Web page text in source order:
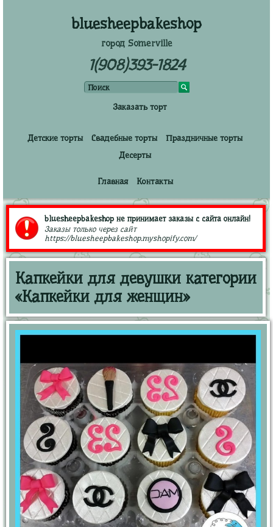
bluesheepbakeshop
город Somerville
1(908)393-1824
Заказать торт
Детские торты Свадебные торты
Праздничные торты
Десерты
Главная Контакты
bluesheepbakeshop не принимает заказы с сайта онлайн!
Заказы только через сайт
https://bluesheepbakeshop.myshopify.com/
Капкейки для девушки категории
«Капкейки для женщин»